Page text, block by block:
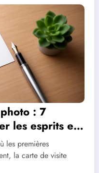
: 7
les esprits et
les premières
la carte de visite